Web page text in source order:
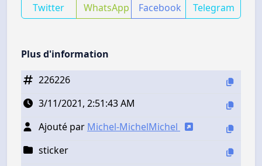
Twitter WhatsApp Facebook Telegram
Plus d'information
226226
3/11/2021, 2:51:43 AM
Ajouté par Michel-MichelMichel
sticker